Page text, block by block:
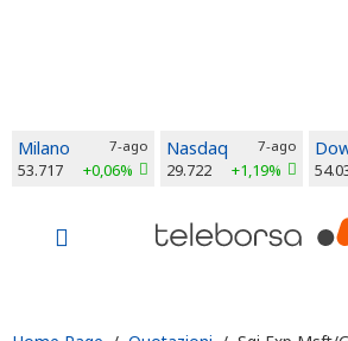
Milano 7-ago
53.717 +0,06%
Nasdaq 7-ago
29.722 +1,19%